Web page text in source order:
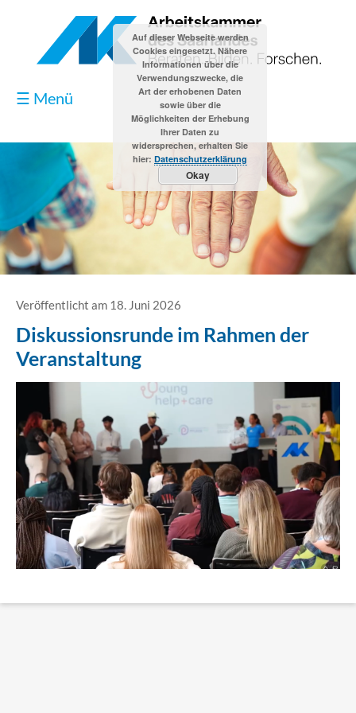
☰ Menü
Blog
Kontakt
Datenschutzerklärung
Veröffentlicht am 18. Juni 2026
Diskussionsrunde im Rahmen der
Veranstaltung
Auf dieser Webseite werden
Cookies eingesetzt. Nähere
Informationen über die
Verwendungszwecke, die
Art der erhobenen Daten
sowie über die
Möglichkeiten der Erhebung
Ihrer Daten zu
widersprechen, erhalten Sie
hier: Datenschutzerklärung
Okay